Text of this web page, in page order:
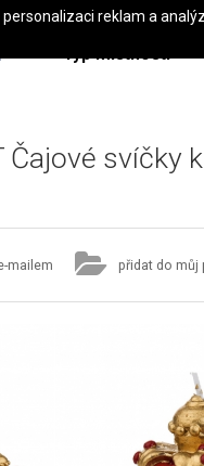
Typ místnosti
Čajové svíčky
mailem přidat do můj
reklam a